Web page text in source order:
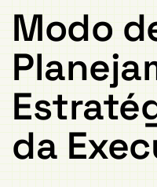
Modo
da